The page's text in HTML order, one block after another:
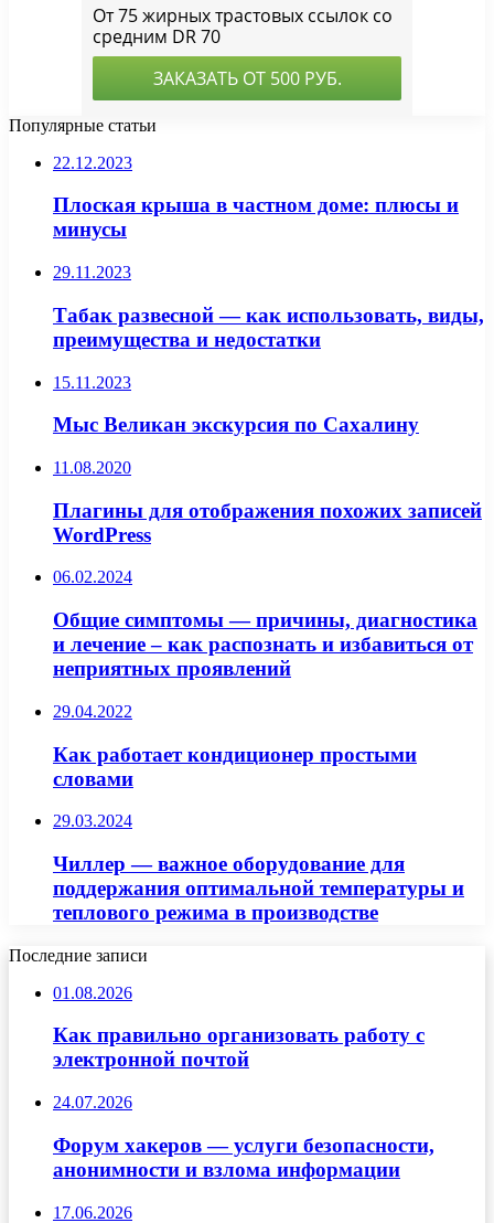
Популярные статьи
22.12.2023
Плоская крыша в частном доме: плюсы и
минусы
29.11.2023
Табак развесной — как использовать, виды,
преимущества и недостатки
15.11.2023
Мыс Великан экскурсия по Сахалину
11.08.2020
Плагины для отображения похожих записей
WordPress
06.02.2024
Общие симптомы — причины, диагностика
и лечение – как распознать и избавиться от
неприятных проявлений
29.04.2022
Как работает кондиционер простыми
словами
29.03.2024
Чиллер — важное оборудование для
поддержания оптимальной температуры и
теплового режима в производстве
Последние записи
01.08.2026
Как правильно организовать работу с
электронной почтой
24.07.2026
Форум хакеров — услуги безопасности,
анонимности и взлома информации
17.06.2026